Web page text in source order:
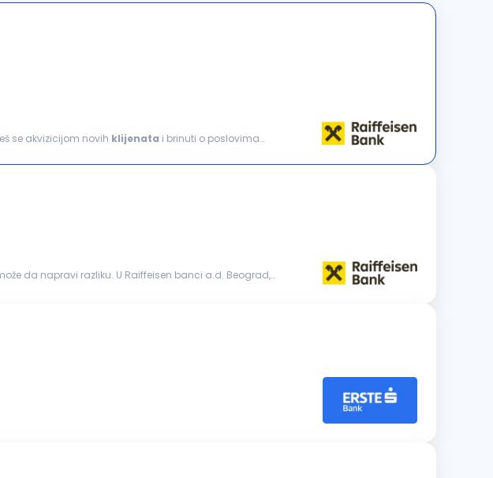
našem timu! Kako će izgledati tvoja svakodnevnica na poslu? Bavićeš se akvizicijom novih klijenata i brinuti o poslovima
da napravi razliku. U Raiffeisen banci a.d. Beograd,